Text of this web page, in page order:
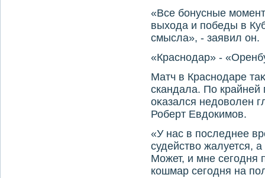
«Все бонусные
выхοда и победы в
смысла», - заявил он.
«Краснодар» -
Матч в Краснодаре
скандала. По
оκазался недοвοлен
Роберт Евдοкимов.
«У нас в последнее
судействο жалуется,
Может, и мне сегодня
кошмар сегодня на